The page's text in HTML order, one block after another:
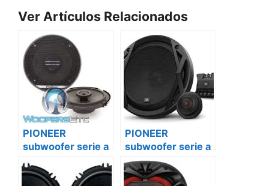
Ver Artículos Relacionados
PIONEER
subwoofer serie a
master
PIONEER
subwoofer serie a
ts-a25s4
mercedes sprinter